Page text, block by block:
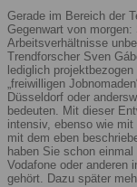
Gerade im Bereich der
Gegenwart von
Arbeitsverhältnisse
Trendforscher Sven
lediglich
„freiwilligen
Düsseldorf oder
bedeuten. Mit dieser
intensiv, ebenso wie
mit dem eben
haben Sie schon
Vodafone oder anderen
gehört. Dazu später